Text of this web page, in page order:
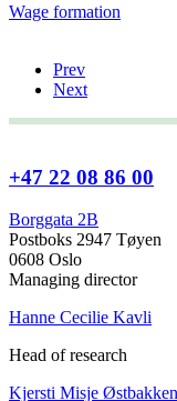
Wage formation
Prev
Next
+47 22 08 86 00
Borggata 2B
Postboks 2947 Tøyen
0608 Oslo
Managing director
Hanne Cecilie Kavli
Head of research
Kjersti Misje Østbakken